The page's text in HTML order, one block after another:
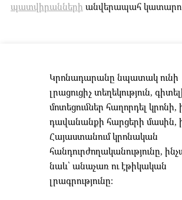
պատվիրանների անվերապահ
Կրոնադարանը նպատակ ունի
լրացուցիչ տեղեկություն,
մոտեցումներ հաղորդել կրոնի,
դավանանքի հարցերի մասին,
Հայաստանում կրոնական
հանդուրժողականությունը,
նաև՝ անաչառ ու էթիկական
լրագրությունը։